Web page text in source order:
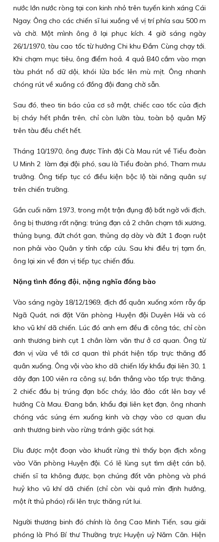
nước lớn nước ròng tại con kinh nhỏ trên tuyến kinh xáng Cái
Ngay. Ông cho các chiến sĩ lui xuồng về vị trí phía sau 500 m
và chờ. Một mình ông ở lại phục kích. 4 giờ sáng ngày
26/1/1970, tàu cao tốc từ hướng Chi khu Đầm Cùng chạy tới.
Khi chạm mục tiêu, ông điểm hoả. 4 quả B40 cắm vào mạn
tàu phát nổ dữ dội, khói lửa bốc lên mù mịt. Ông nhanh
chóng rút về xuồng có đồng đội đang chờ sẵn.
Sau đó, theo tin báo của cơ sở mật, chiếc cao tốc của địch
bị cháy hết phần trên, chỉ còn lườn tàu, toàn bộ quân Mỹ
trên tàu đều chết hết.
Tháng 10/1970, ông được Tỉnh đội Cà Mau rút về Tiểu đoàn
U Minh 2 làm đại đội phó, sau là Tiểu đoàn phó, Tham mưu
trưởng. Ông tiếp tục có điều kiện bộc lộ tài năng quân sự
trên chiến trường.
Gần cuối năm 1973, trong một trận đụng độ bất ngờ với địch,
ông bị thương rất nặng: trúng đạn cả 2 chân chạm tới xương,
thủng bụng, đứt chót gan, thủng dạ dày và đứt 1 đoạn ruột
non phải vào Quân y tỉnh cấp cứu. Sau khi điều trị tạm ổn,
ông lại xin về đơn vị tiếp tục chiến đấu.
Nặng tình đồng đội, nặng nghĩa đồng bào
Vào sáng ngày 18/12/1969, địch đổ quân xuống xóm rẫy ấp
Ngã Quát, nơi đặt Văn phòng Huyện đội Duyên Hải và có
kho vũ khí dã chiến. Lúc đó anh em đều đi công tác, chỉ còn
anh thương binh cụt 1 chân làm văn thư ở cơ quan. Ông từ
đơn vị vừa về tới cơ quan thì phát hiện tốp trực thăng đổ
quân xuống. Ông vội vào kho dã chiến lấy khẩu đại liên 30, 1
dây đạn 100 viên ra công sự, bắn thẳng vào tốp trực thăng.
2 chiếc đầu bị trúng đạn bốc cháy, lảo đảo cất lên bay về
hướng Cà Mau. Đang bắn, khẩu đại liên kẹt đạn, ông nhanh
chóng vác súng ém xuống kinh và chạy vào cơ quan dìu
anh thương binh vào rừng tránh giặc sát hại.
Dìu được một đoạn vào khuất rừng thì thấy bọn địch xông
vào Văn phòng Huyện đội. Có lẽ lùng sụt tìm diệt cán bộ,
chiến sĩ ta không được, bọn chúng đốt văn phòng và phá
huỷ kho vũ khí dã chiến (chỉ còn vài quả mìn định hướng,
một ít thủ pháo) rồi lên trực thăng rút lui.
Người thương binh đó chính là ông Cao Minh Tiến, sau giải
phóng là Phó Bí thư Thường trực Huyện uỷ Năm Căn. Hiện